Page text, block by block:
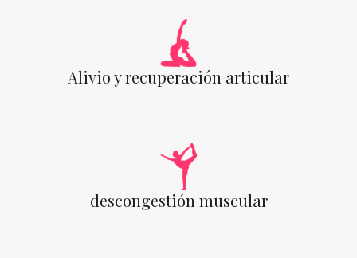
Alivio y recuperación articular
descongestión muscular